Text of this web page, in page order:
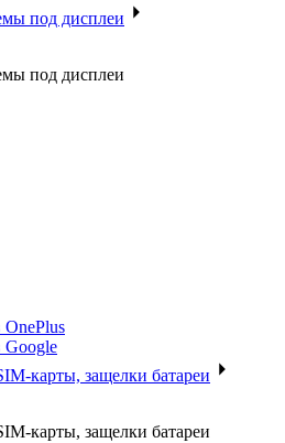
под дисплеи
под дисплеи
OnePlus
Google
карты, защелки батареи
карты, защелки батареи